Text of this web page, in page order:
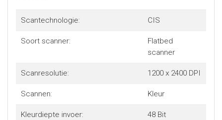
Scantechnologie: CIS
Soort scanner:
Flatbed
scanner
Scanresolutie: 1200 x 2400 DPI
Scannen: Kleur
Kleurdiepte invoer: 48 Bit